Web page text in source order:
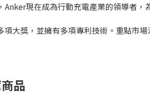
現在成為行動充電產業的領導者，
大獎，並擁有多項專利技術。重點市
品